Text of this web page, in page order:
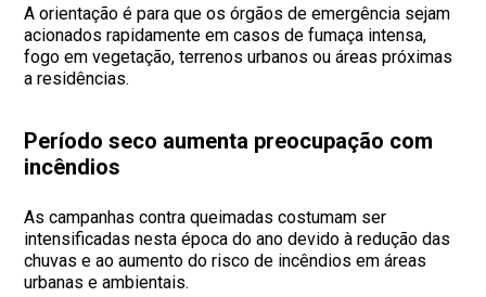
A orientação é para que os órgãos de emergência sejam
acionados rapidamente em casos de fumaça intensa,
fogo em vegetação, terrenos urbanos ou áreas próximas
a residências.
Período seco aumenta preocupação com
incêndios
As campanhas contra queimadas costumam ser
intensificadas nesta época do ano devido à redução das
chuvas e ao aumento do risco de incêndios em áreas
urbanas e ambientais.